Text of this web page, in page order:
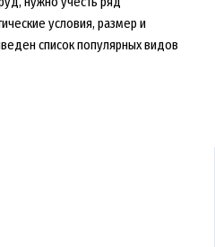
условия, размер и
список популярных видов